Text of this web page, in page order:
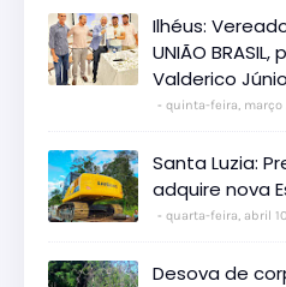
Ilhéus:
UNIÃO
Valderico
quinta-feira, março
Santa Luzia:
adquire nova
quarta-feira, abril
Desova de